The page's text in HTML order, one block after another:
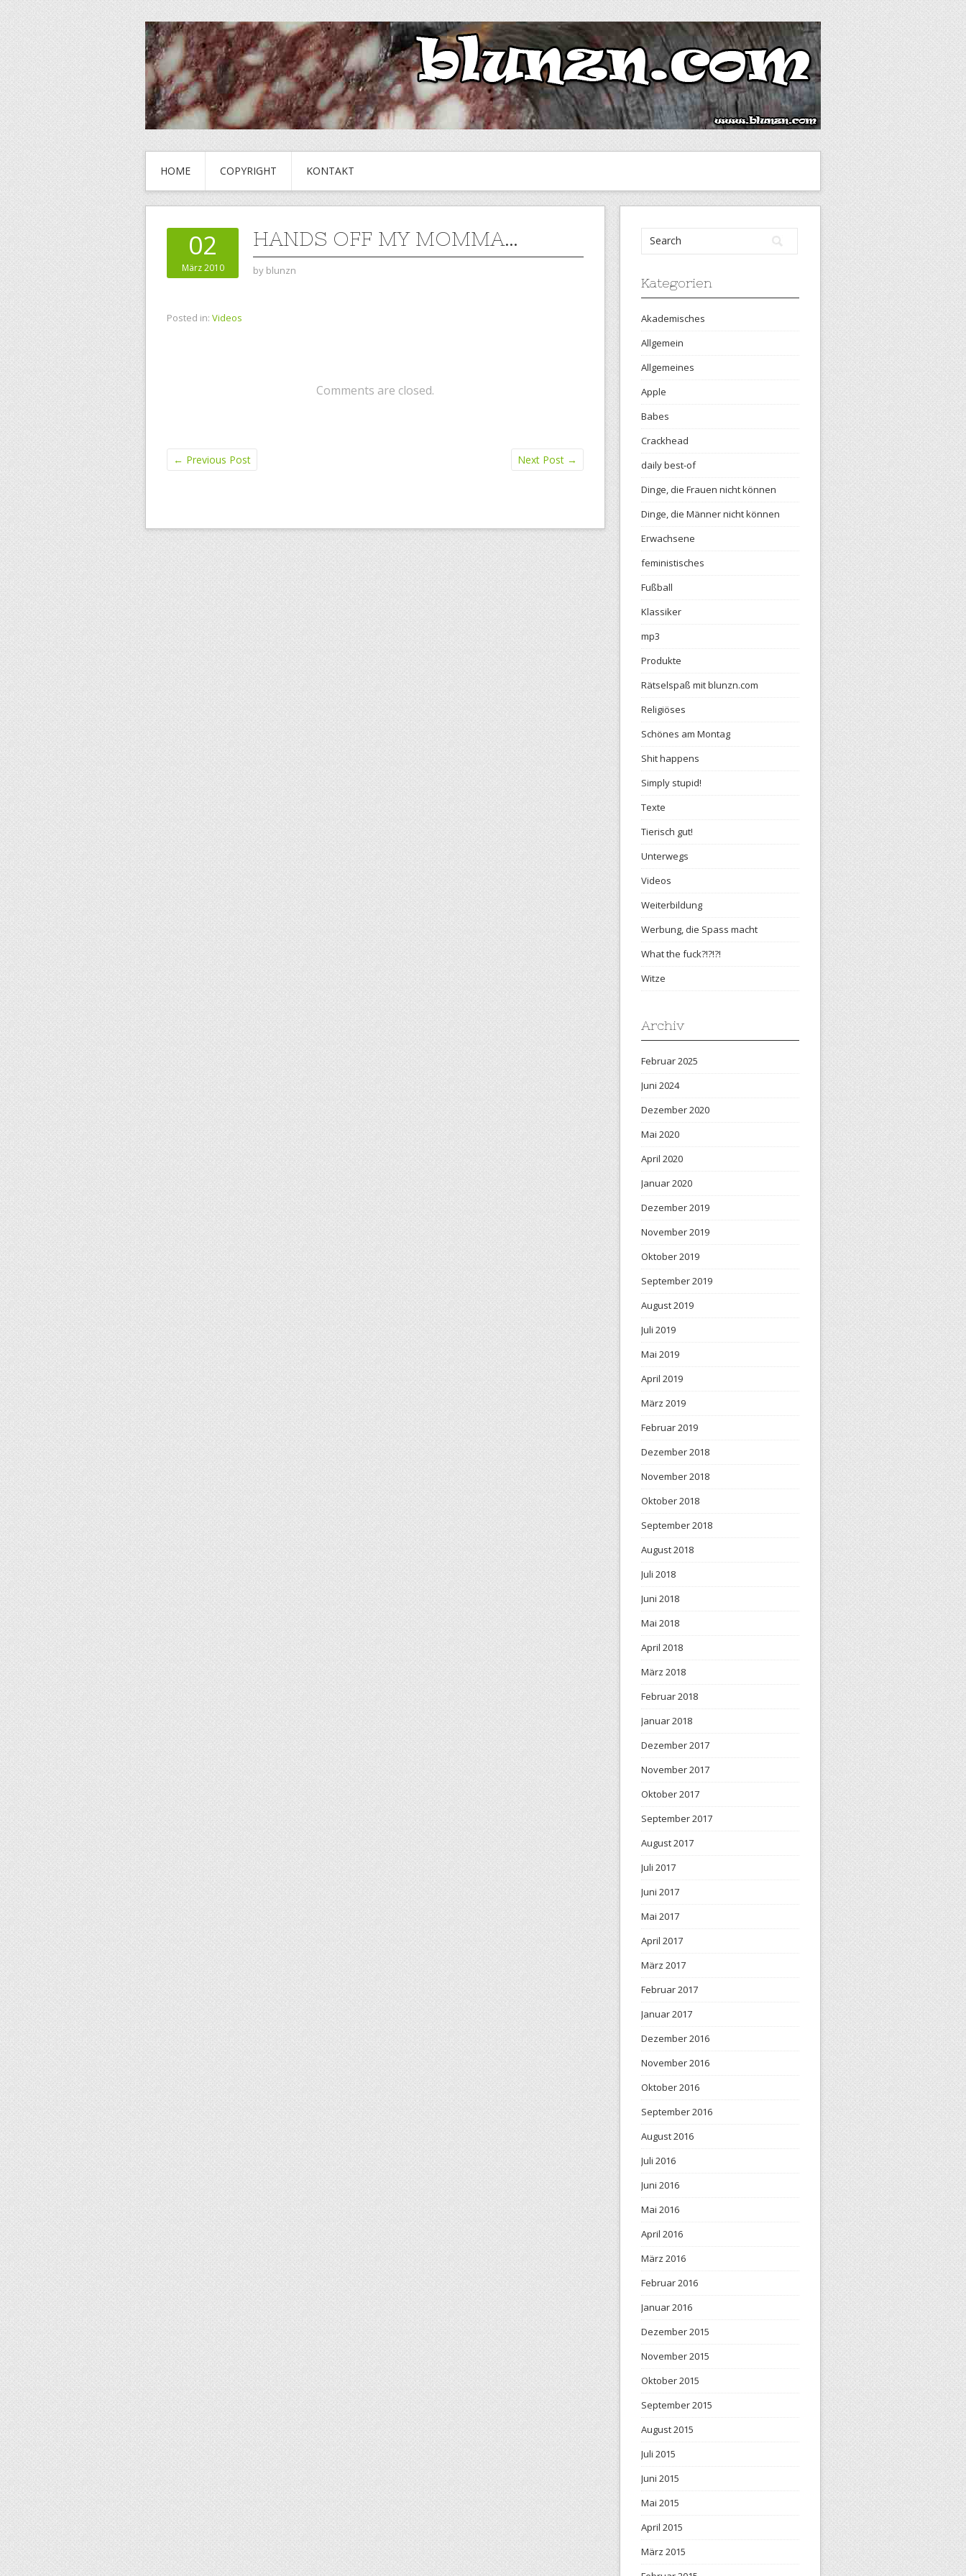
HOME COPYRIGHT KONTAKT
02
März 2010
HANDS OFF MY MOMMA…
by blunzn
Posted in: Videos
Comments are closed.
← Previous Post Next Post →
Kategorien
Akademisches
Allgemein
Allgemeines
Apple
Babes
Crackhead
daily best-of
Dinge, die Frauen nicht können
Dinge, die Männer nicht können
Erwachsene
feministisches
Fußball
Klassiker
mp3
Produkte
Rätselspaß mit blunzn.com
Religiöses
Schönes am Montag
Shit happens
Simply stupid!
Texte
Tierisch gut!
Unterwegs
Videos
Weiterbildung
Werbung, die Spass macht
What the fuck?!?!?!
Witze
Archiv
Februar 2025
Juni 2024
Dezember 2020
Mai 2020
April 2020
Januar 2020
Dezember 2019
November 2019
Oktober 2019
September 2019
August 2019
Juli 2019
Mai 2019
April 2019
März 2019
Februar 2019
Dezember 2018
November 2018
Oktober 2018
September 2018
August 2018
Juli 2018
Juni 2018
Mai 2018
April 2018
März 2018
Februar 2018
Januar 2018
Dezember 2017
November 2017
Oktober 2017
September 2017
August 2017
Juli 2017
Juni 2017
Mai 2017
April 2017
März 2017
Februar 2017
Januar 2017
Dezember 2016
November 2016
Oktober 2016
September 2016
August 2016
Juli 2016
Juni 2016
Mai 2016
April 2016
März 2016
Februar 2016
Januar 2016
Dezember 2015
November 2015
Oktober 2015
September 2015
August 2015
Juli 2015
Juni 2015
Mai 2015
April 2015
März 2015